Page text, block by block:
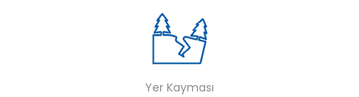
Yer Kayması